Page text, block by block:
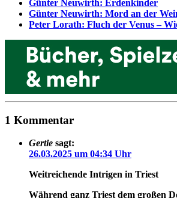
Günter Neuwirth: Erdenkinder
Günter Neuwirth: Mord an der
Peter Lorath: Fluch der Venus –
1 Kommentar
Gertie sagt:
26.03.2025 um 04:34 Uhr
Weitreichende Intrigen in Triest
Während ganz Triest dem großen